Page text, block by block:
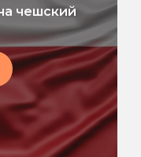
чешский